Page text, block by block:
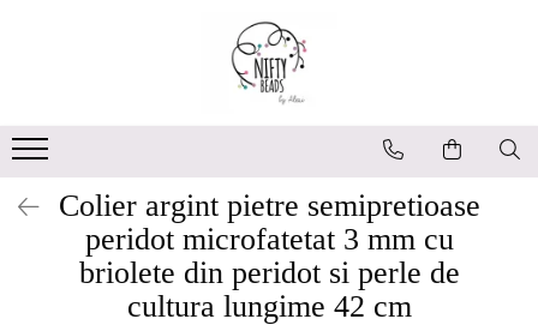
Colier argint pietre semipretioase
peridot microfatetat 3 mm cu
briolete din peridot si perle de
cultura lungime 42 cm